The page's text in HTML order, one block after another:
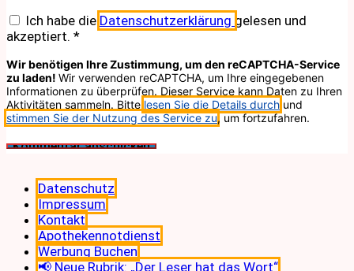
Ich habe die Datenschutzerklärung gelesen und
akzeptiert. *
Wir benötigen Ihre Zustimmung, um den reCAPTCHA-Service
zu laden! Wir verwenden reCAPTCHA, um Ihre eingegebenen
Informationen zu überprüfen. Dieser Service kann Daten zu Ihren
Aktivitäten sammeln. Bitte lesen Sie die Details durch und
stimmen Sie der Nutzung des Service zu, um fortzufahren.
Datenschutz
Impressum
Kontakt
Apothekennotdienst
Werbung Buchen
📢 Neue Rubrik: „Der Leser hat das Wort“